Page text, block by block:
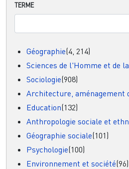
TERME
Géographie(4, 214)
Sciences de l'Homme et de
Sociologie(908)
Architecture, aménagement
Education(132)
Anthropologie sociale et
Géographie sociale(101)
Psychologie(100)
Environnement et société(96)